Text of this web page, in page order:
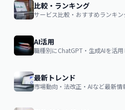
比較・ランキング
サービス比較・おすすめランキン
AI活用
最新トレンド
市場動向・法改正・AIなど最新情